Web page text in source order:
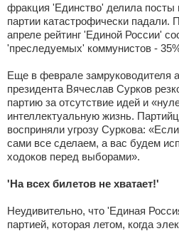
фракция 'Единство' делила посты
партии катастрофически
апреле рейтинг 'Единой России'
'преследуемых' коммунистов -
Еще в феврале замруководителя
президента Вячеслав Сурков
партию за отсутствие идей и
интеллектуальную жизнь.
восприняли угрозу Суркова:
сами все сделаем, а вас будем
ходоков перед выборами».
'На всех билетов не хватает!'
Неудивительно, что 'Единая
партией, которая летом, когда